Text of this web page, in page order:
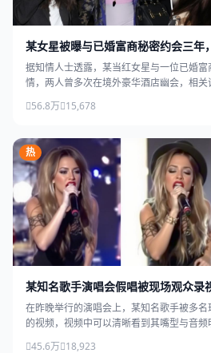
某女星被曝与已婚富商秘密约会三年
据知情人士透露，某当红女星与一位已婚
情，两人曾多次在境外豪华酒店幽会，相关
56.8万 15,678
热
某知名歌手演唱会假唱被现场观众录
在昨晚举行的演唱会上，某知名歌手被多
的视频，视频中可以清晰看到其嘴型与音频
45.6万 18,923